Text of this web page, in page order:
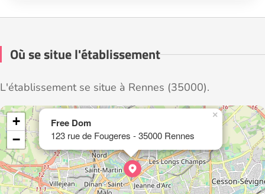
Où se situe l'établissement
L'établissement se situe à Rennes (35000).
Free Dom
123 rue de Fougeres - 35000 Rennes
×
+
−